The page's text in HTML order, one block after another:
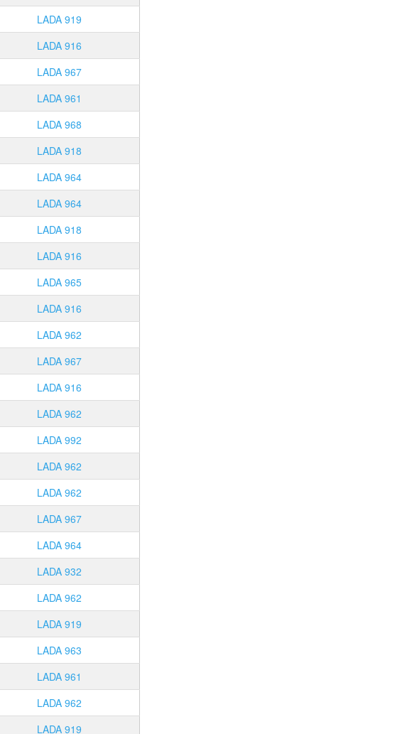
LADA 919
LADA 916
LADA 967
LADA 961
LADA 968
LADA 918
LADA 964
LADA 964
LADA 918
LADA 916
LADA 965
LADA 916
LADA 962
LADA 967
LADA 916
LADA 962
LADA 992
LADA 962
LADA 962
LADA 967
LADA 964
LADA 932
LADA 962
LADA 919
LADA 963
LADA 961
LADA 962
LADA 919